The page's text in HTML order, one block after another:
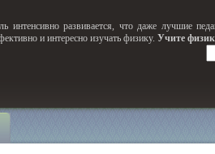
интенсивно развивается, что даже лучшие
и интересно изучать физику. Учите